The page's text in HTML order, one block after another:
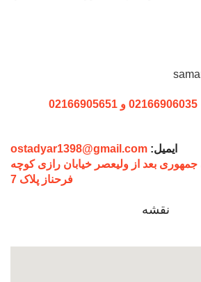
02166906035 و 02166905651
ایمیل: ostadyar1398@gmail.com
جمهوری بعد از ولیعصر خیابان رازی کوچه
فرحناز پلاک 7
نقشه